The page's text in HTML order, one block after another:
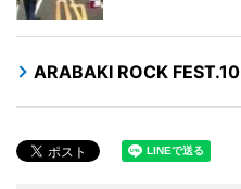
ARABAKI ROCK FEST.10